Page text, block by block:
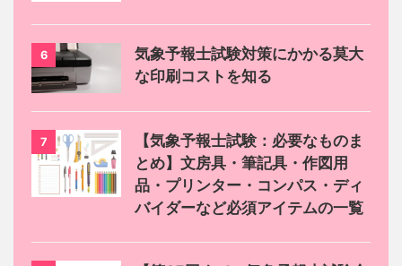
6
気象予報士試験対策にかかる莫大
な印刷コストを知る
7
【気象予報士試験：必要なものま
とめ】文房具・筆記具・作図用
品・プリンター・コンパス・ディ
バイダーなど必須アイテムの一覧